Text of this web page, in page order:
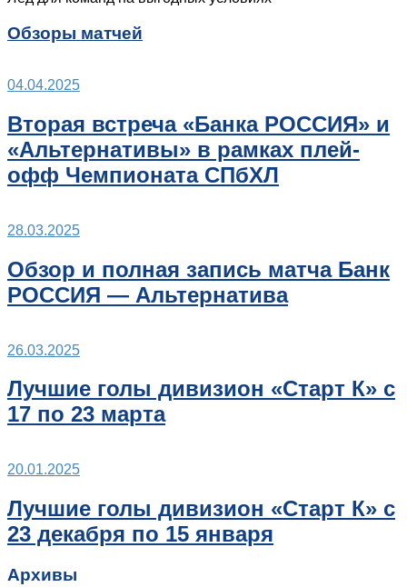
Обзоры матчей
04.04.2025
Вторая встреча «Банка РОССИЯ» и
«Альтернативы» в рамках плей-
офф Чемпионата СПбХЛ
28.03.2025
Обзор и полная запись матча Банк
РОССИЯ — Альтернатива
26.03.2025
Лучшие голы дивизион «Старт К» с
17 по 23 марта
20.01.2025
Лучшие голы дивизион «Старт К» с
23 декабря по 15 января
Архивы